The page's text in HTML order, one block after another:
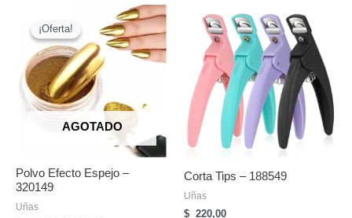
¡Oferta!
AGOTADO
¡Oferta!
Polvo Efecto Espejo –
320149
Uñas
Corta Tips – 188549
Uñas
$ 220,00